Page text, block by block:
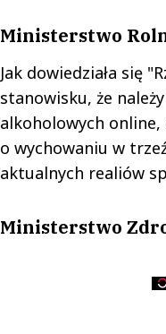
Ministerstwo
Jak dowiedziała się
stanowisku, że
alkoholowych
o wychowaniu w
aktualnych realiów
Ministerstwo